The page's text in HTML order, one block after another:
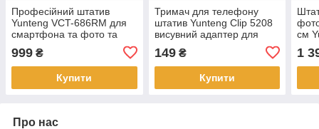
Професійний штатив
Yunteng VCT-686RM для
смартфона та фото та
999 ₴
Купити
Тримач для телефону
штатив Yunteng Clip 5208
висувний адаптер для
149₴
Купити
см
1
Про нас